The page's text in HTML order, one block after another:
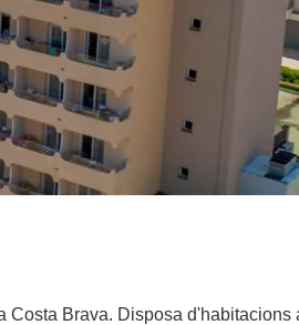
Costa Brava. Disposa d'habitacions